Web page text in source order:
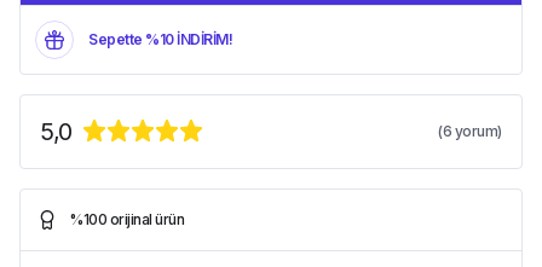
Sepette %10 İNDİRİM!
5,0 (6 yorum)
%100 orijinal ürün